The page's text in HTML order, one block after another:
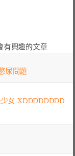
有興趣的文章
尿問題
女 XDDDDDDDD